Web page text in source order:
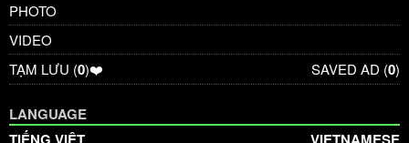
PHOTO
VIDEO
TẠM LƯU (0)❤️ SAVED AD (0)
LANGUAGE